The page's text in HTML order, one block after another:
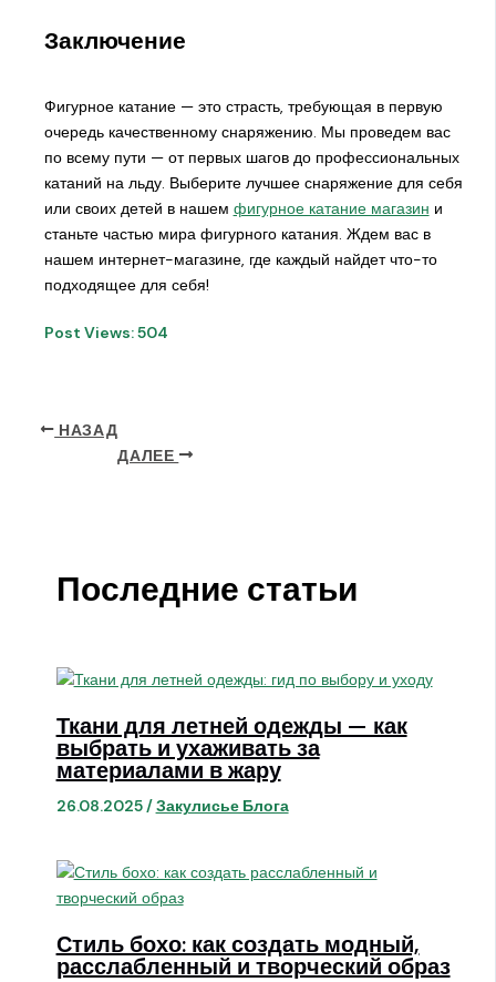
Заключение
Фигурное катание — это страсть, требующая в первую
очередь качественному снаряжению. Мы проведем вас
по всему пути — от первых шагов до профессиональных
катаний на льду. Выберите лучшее снаряжение для себя
или своих детей в нашем фигурное катание магазин и
станьте частью мира фигурного катания. Ждем вас в
нашем интернет-магазине, где каждый найдет что-то
подходящее для себя!
Post Views:504
НАЗАД
ДАЛЕЕ
Последние статьи
Ткани для летней одежды — как
выбрать и ухаживать за
материалами в жару
26.08.2025/Закулисье Блога
Стиль бохо: как создать модный,
расслабленный и творческий образ